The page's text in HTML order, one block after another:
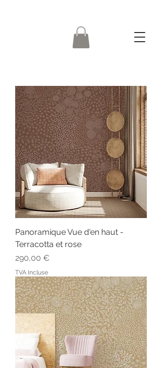
Panoramique Vue d'en haut -
Terracotta et rose
Prix
290,00 €
TVA Incluse